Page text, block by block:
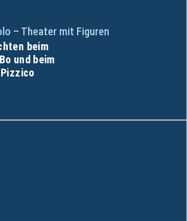
– Theater mit Figuren
beim
und beim